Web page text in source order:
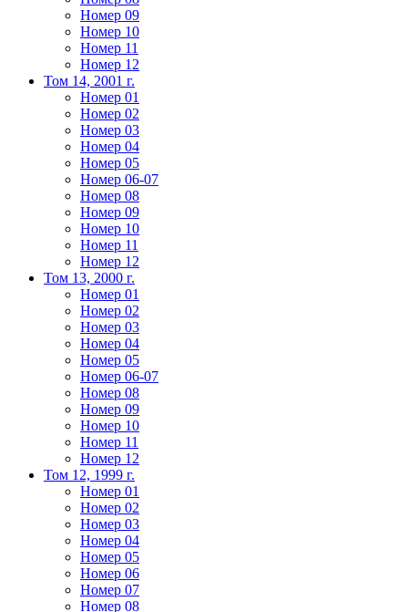
Номер 09
Номер 10
Номер 11
Номер 12
Том 14, 2001 г.
Номер 01
Номер 02
Номер 03
Номер 04
Номер 05
Номер 06-07
Номер 08
Номер 09
Номер 10
Номер 11
Номер 12
Том 13, 2000 г.
Номер 01
Номер 02
Номер 03
Номер 04
Номер 05
Номер 06-07
Номер 08
Номер 09
Номер 10
Номер 11
Номер 12
Том 12, 1999 г.
Номер 01
Номер 02
Номер 03
Номер 04
Номер 05
Номер 06
Номер 07
Номер 08